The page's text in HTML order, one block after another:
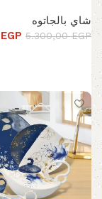
شاي بالجاتوه
5.300,00EGP
EGP